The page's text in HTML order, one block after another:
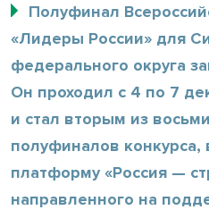
Полуфинал
«Лидеры России» для
федерального округа
Он проходил с 4 по 7
и стал вторым из
полуфиналов конкурса,
платформу «Россия —
направленного на